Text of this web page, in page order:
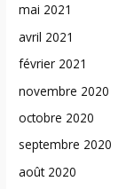
mai 2021
avril 2021
février 2021
novembre 2020
octobre 2020
septembre 2020
août 2020